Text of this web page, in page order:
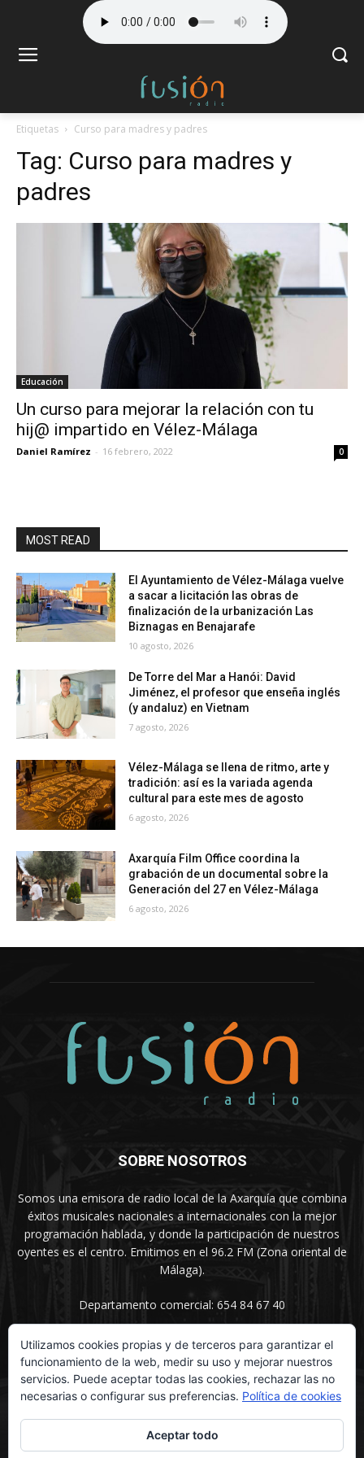
Etiquetas Curso para madres y padres
Tag: Curso para madres y
padres
Educación
Un curso para mejorar la relación con tu
hij@ impartido en Vélez-Málaga
Daniel Ramírez - 16 febrero, 2022 0
MOST READ
El Ayuntamiento de Vélez-Málaga vuelve
a sacar a licitación las obras de
finalización de la urbanización Las
Biznagas en Benajarafe
10 agosto, 2026
De Torre del Mar a Hanói: David
Jiménez, el profesor que enseña inglés
(y andaluz) en Vietnam
7 agosto, 2026
Vélez-Málaga se llena de ritmo, arte y
tradición: así es la variada agenda
cultural para este mes de agosto
6 agosto, 2026
Axarquía Film Office coordina la
grabación de un documental sobre la
Generación del 27 en Vélez-Málaga
6 agosto, 2026
SOBRE NOSOTROS
Somos una emisora de radio local de la Axarquía que combina
éxitos musicales nacionales a internacionales con la mejor
programación hablada, y donde la participación de nuestros
oyentes es el centro. Emitimos en el 96.2 FM (Zona oriental de
Málaga).
Departamento comercial: 654 84 67 40
SÍGUENOS
Utilizamos cookies propias y de terceros para garantizar el
funcionamiento de la web, medir su uso y mejorar nuestros
servicios. Puede aceptar todas las cookies, rechazar las no
necesarias o configurar sus preferencias. Política de cookies
Aceptar todo